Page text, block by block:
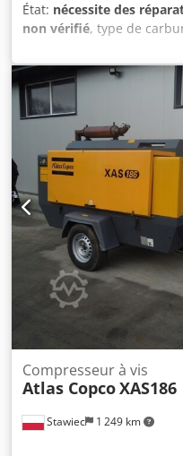
État: nécessite des
non vérifié, type de
,
Compresseur Atlas Copco
fabrication 2017, 1 154
volumique de 3,5 m³,
raccordements : 1 x 230
YA3064303H0461812,
fonctionnel par ailleurs,
Chedey Aktajpfx Anvoa
Stawiec 1 249 km
Compresseur à vis
Atlas CopcoXAS186